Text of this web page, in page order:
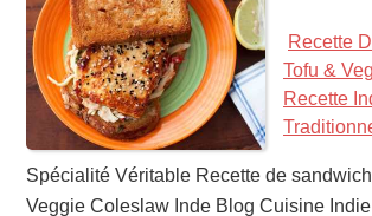
Recette
Tofu &
Recette
Spécialité Véritable Recette de
Veggie Coleslaw Inde Blog Cuisine